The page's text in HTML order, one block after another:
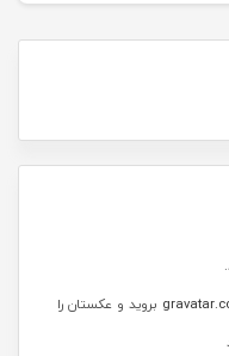
بروید و عکستان را